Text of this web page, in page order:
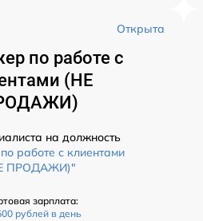
Открыта
по работе с
(НЕ
на должность
работе с клиентами
ПРОДАЖИ)"
зарплата:
рублей в день